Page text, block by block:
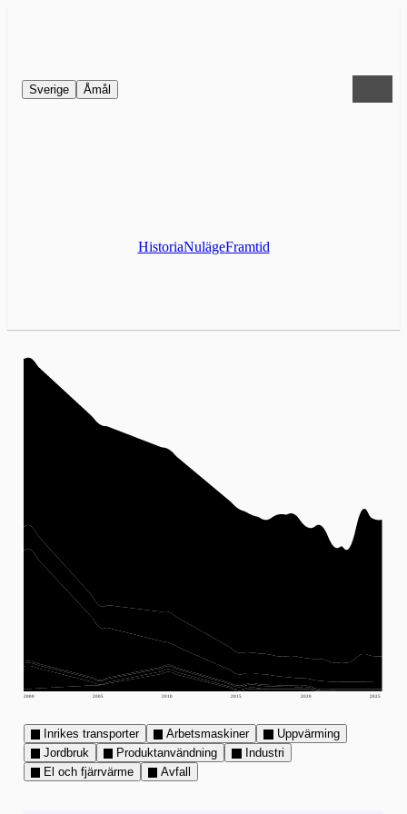
Sverige Åmål
HistoriaNulägeFramtid
2000 2005 2010 2015 2020 2025
Inrikes transporter Arbetsmaskiner
Uppvärming
Jordbruk
Produktanvändning
Industri
El och fjärrvärme
Avfall